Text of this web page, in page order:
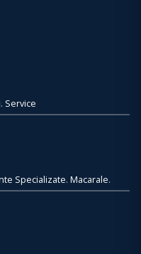
. Service
Specializate. Macarale.